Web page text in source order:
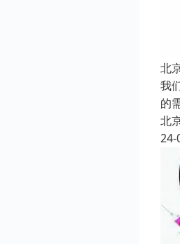
北
我
的
北
24-